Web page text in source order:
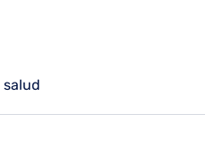
salud